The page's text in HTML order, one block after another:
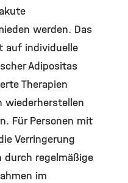
werden. Das
auf individuelle
Adipositas
Therapien
wiederherstellen
Für Personen mit
Verringerung
durch regelmäßige
im